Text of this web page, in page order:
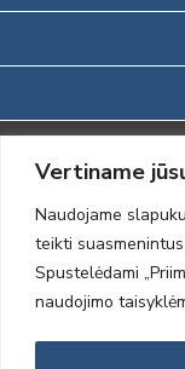
Vertiname
Naudojame
teikti
Spustelėdami
naudojimo
Portalas sukurtas
ekonominės erdvės ir
finansuojamą paprojektį
„LOD visuomeninės /
formavimas įtraukiant
(paprojekčio
įgyvendinimo